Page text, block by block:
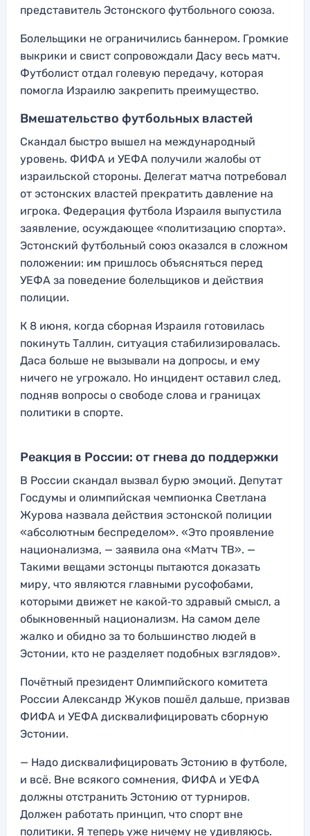
представитель Эстонского футбольного союза.
Болельщики не ограничились баннером. Громкие
выкрики и свист сопровождали Дасу весь матч.
Футболист отдал голевую передачу, которая
помогла Израилю закрепить преимущество.
Вмешательство футбольных властей
Скандал быстро вышел на международный
уровень. ФИФА и УЕФА получили жалобы от
израильской стороны. Делегат матча потребовал
от эстонских властей прекратить давление на
игрока. Федерация футбола Израиля выпустила
заявление, осуждающее «политизацию спорта».
Эстонский футбольный союз оказался в сложном
положении: им пришлось объясняться перед
УЕФА за поведение болельщиков и действия
полиции.
К 8 июня, когда сборная Израиля готовилась
покинуть Таллин, ситуация стабилизировалась.
Даса больше не вызывали на допросы, и ему
ничего не угрожало. Но инцидент оставил след,
подняв вопросы о свободе слова и границах
политики в спорте.
Реакция в России: от гнева до поддержки
В России скандал вызвал бурю эмоций. Депутат
Госдумы и олимпийская чемпионка Светлана
Журова назвала действия эстонской полиции
«абсолютным беспределом». «Это проявление
национализма, — заявила она «Матч ТВ». —
Такими вещами эстонцы пытаются доказать
миру, что являются главными русофобами,
которыми движет не какой‑то здравый смысл, а
обыкновенный национализм. На самом деле
жалко и обидно за то большинство людей в
Эстонии, кто не разделяет подобных взглядов».
Почётный президент Олимпийского комитета
России Александр Жуков пошёл дальше, призвав
ФИФА и УЕФА дисквалифицировать сборную
Эстонии.
— Надо дисквалифицировать Эстонию в футболе,
и всё. Вне всякого сомнения, ФИФА и УЕФА
должны отстранить Эстонию от турниров.
Должен работать принцип, что спорт вне
политики. Я теперь уже ничему не удивляюсь.